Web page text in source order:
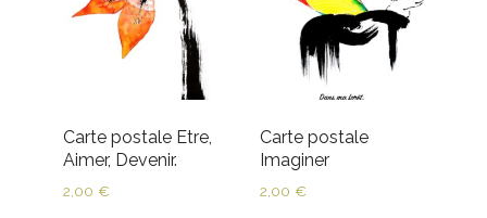
Carte postale Etre,
Aimer, Devenir.
2,00 €
Carte postale
Imaginer
2,00 €